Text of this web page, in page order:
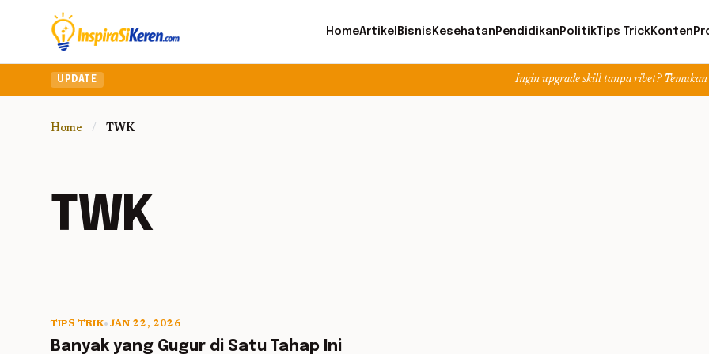
HomeArtikel Bisnis Kesehatan Pendidikan PolitikTips TrickKonten
UPDATE Ingin upgrade skill tanpa ribet? Temukan kelas
Home / TWK
TWK
5 min read
TIPS TRIK• JAN 22, 2026
Banyak yang Gugur di Satu Tahap Ini